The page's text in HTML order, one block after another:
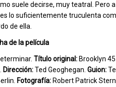
suele decirse, muy teatral. Pero
lo suficientemente truculenta
de ella.
de la película
Título original: Brooklyn
Dirección:Ted Geoghegan. Guion:
Fotografía:Robert Patrick